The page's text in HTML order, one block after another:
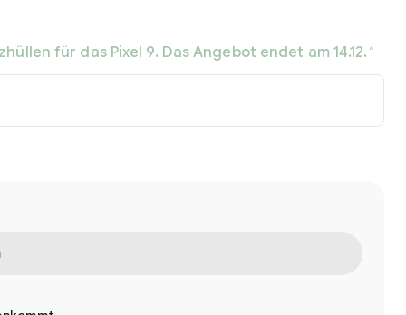
für das Pixel 9. Das Angebot endet am 14.12. ^